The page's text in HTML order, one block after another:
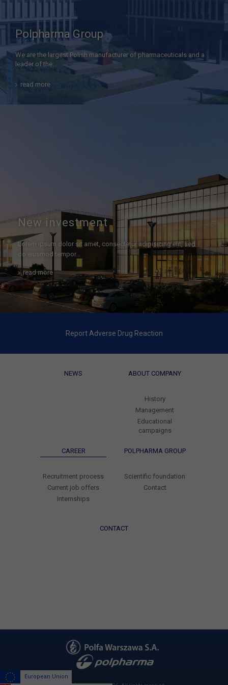
European Union
Polpharma Group
We are the largest Polish manufacturer of pharmaceuticals and a
leader of the…
read more
New investment
Lorem ipsum dolor sit amet, consectetur adipisicing elit, sed
do eiusmod tempor…
read more
Report Adverse Drug Reaction
NEWS ABOUT COMPANY
History
Management
Educational
campaigns
CAREER
Recruitment process
Current job offers
Internships
POLPHARMA GROUP
Scientific foundation
Contact
CONTACT